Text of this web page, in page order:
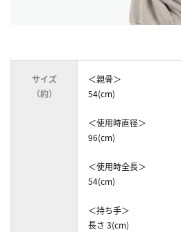
サイズ
（約）
＜親骨＞
54(cm)
＜使用時直径＞
96(cm)
＜使用時全長＞
54(cm)
＜持ち手＞
長さ 3(cm)